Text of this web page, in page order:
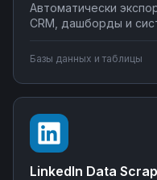
Автоматически
CRM, дашборды и
метрики с внешними
Управляйте
программирования.
Базы данных и таблицы
LinkedIn Data